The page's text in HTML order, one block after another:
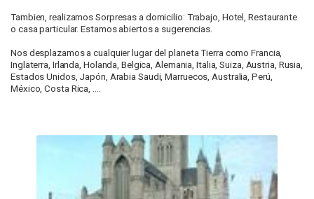
Tambien, realizamos Sorpresas a domicilio: Trabajo, Hotel, Restaurante
o casa particular. Estamos abiertos a sugerencias.
Nos desplazamos a cualquier lugar del planeta Tierra como Francia,
Inglaterra, Irlanda, Holanda, Belgica, Alemania, Italia, Suiza, Austria, Rusia,
Estados Unidos, Japón, Arabia Saudi, Marruecos, Australia, Perú,
México, Costa Rica, ....